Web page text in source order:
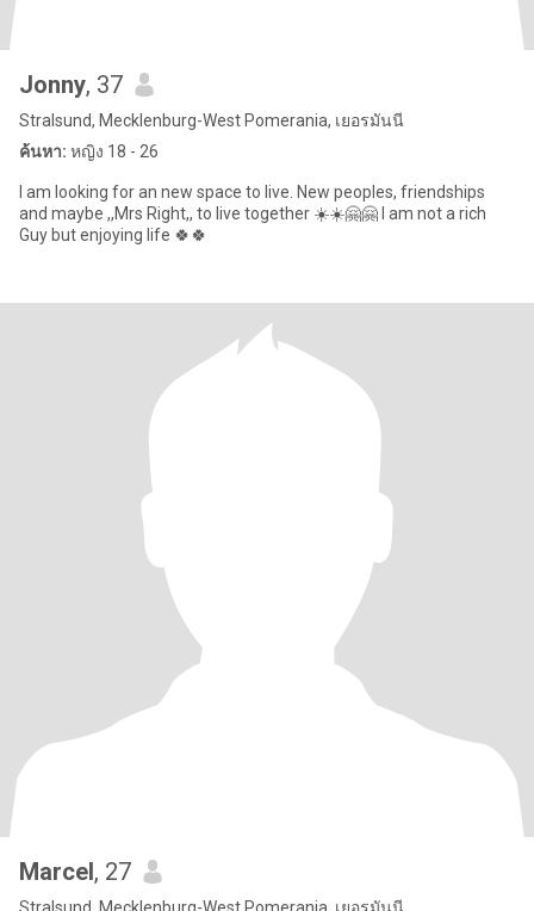
Jonny, 37
Stralsund, Mecklenburg-West Pomerania, เยอรมันนี
ค้นหา: หญิง 18 - 26
I am looking for an new space to live. New peoples, friendships
and maybe ,,Mrs Right,, to live together ☀️☀️🤗🤗 I am not a rich
Guy but enjoying life 🍀🍀
Marcel, 27